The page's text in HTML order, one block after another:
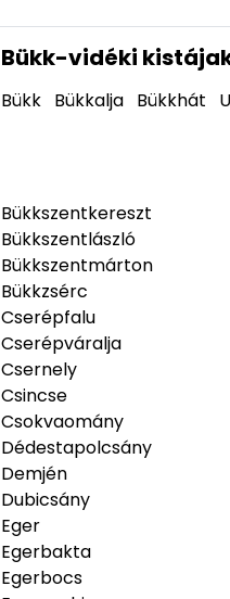
Bükk-vidéki
Bükk Bükkalja Bükkhát
Bükkszentkereszt
Bükkszentlászló
Bükkszentmárton
Bükkzsérc
Cserépfalu
Cserépváralja
Csernely
Csincse
Csokvaomány
Dédestapolcsány
Demjén
Dubicsány
Eger
Egerbakta
Egerbocs